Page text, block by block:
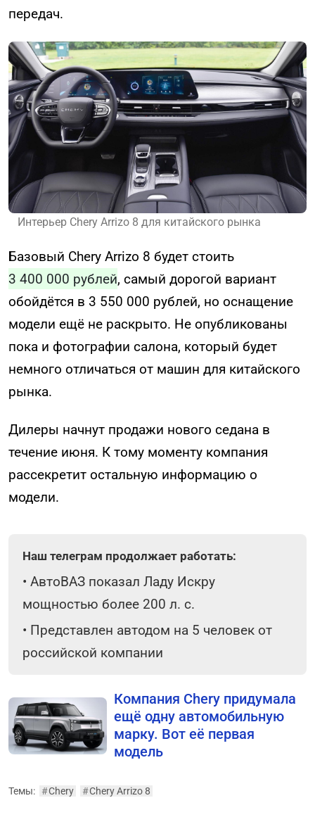
передач.
Интерьер Chery Arrizo 8 для китайского рынка
Базовый Chery Arrizo 8 будет стоить
3 400 000 рублей, самый дорогой вариант
обойдётся в 3 550 000 рублей, но оснащение
модели ещё не раскрыто. Не опубликованы
пока и фотографии салона, который будет
немного отличаться от машин для китайского
рынка.
Дилеры начнут продажи нового седана в
течение июня. К тому моменту компания
рассекретит остальную информацию о
модели.
Наш телеграм продолжает работать:
• АвтоВАЗ показал Ладу Искру
мощностью более 200 л. с.
• Представлен автодом на 5 человек от
российской компании
Компания Chery придумала
ещё одну автомобильную
марку. Вот её первая
модель
Темы: #Chery #Chery Arrizo 8